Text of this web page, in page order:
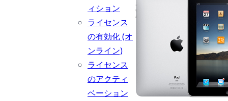
ィション
ライセンス
の有効化 (オ
ンライン)
ライセンス
のアクティ
ベーション